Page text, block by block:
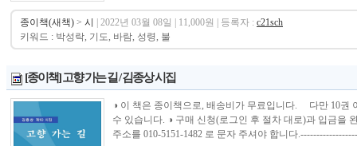
종이책(새책) > 시 | 2022년 03월 08일 | 11,000원 | 등록자 : c21sch
키워드 : 박성락, 기도, 바람, 성령, 불
[종이책] 고향 가는 길 / 김종상 시집
◑ 이 책은 종이책으로, 배송비가 무료입니다. 다만 10권
수 있습니다. ◑ 구매 신청(로그인 후 절차 대로)과 입금
주소를 010-5151-1482 로 문자 주셔야 합니다